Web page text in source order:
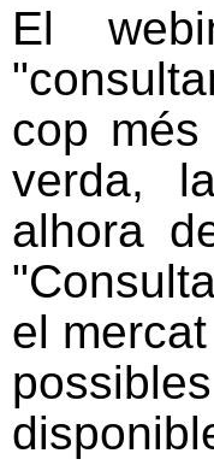
El
cop
verda,
alhora
el